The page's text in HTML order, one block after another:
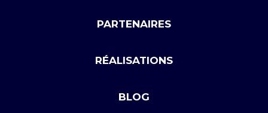
PARTENAIRES
RÉALISATIONS
BLOG